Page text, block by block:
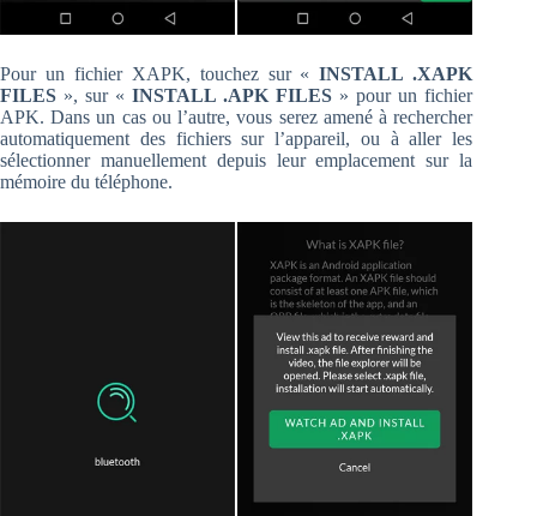
Pour un fichier XAPK, touchez sur «INSTALL .XAPK
FILES », sur «INSTALL .APK FILES » pour un fichier
APK. Dans un cas ou l’autre, vous serez amené à rechercher
automatiquement des fichiers sur l’appareil, ou à aller les
sélectionner manuellement depuis leur emplacement sur la
mémoire du téléphone.